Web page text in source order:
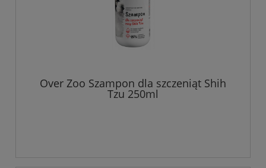
Over Zoo Szampon dla szczeniąt Shih
Tzu 250ml